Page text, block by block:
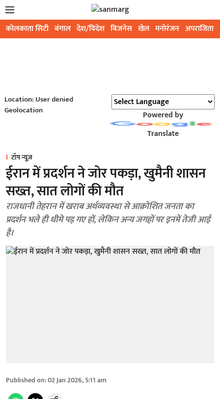
कोलकाता सिटी बंगाल देश/विदेश बिजनेस खेल मनोरंजन अपराजिता
Location: User denied
Geolocation
Powered by
Translate
टॉप न्यूज़
ईरान में प्रदर्शन ने जोर पकड़ा, खुमैनी शासन
सख्त, सात लोगों की मौत
राजधानी तेहरान में खराब अर्थव्यवस्था से आक्रोशित जनता का
प्रदर्शन भले ही धीमे पड़ गए हों, लेकिन अन्य जगहों पर इनमें तेजी आई
है।
Published on:02 Jan 2026, 5:11 am